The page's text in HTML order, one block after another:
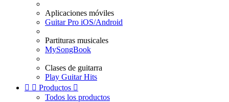
Aplicaciones móviles
Guitar Pro iOS/Android
Partituras musicales
MySongBook
Clases de guitarra
Play Guitar Hits
  Productos 
Todos los productos